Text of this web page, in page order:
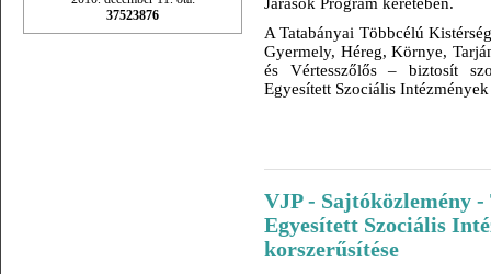
37523876
A Tatabányai Többcélú
Gyermely, Héreg, Környe,
és Vértesszőlős – biztosít
Egyesített Szociális
VJP - Sajtóközlemény
Egyesített Szociális
korszerűsítése